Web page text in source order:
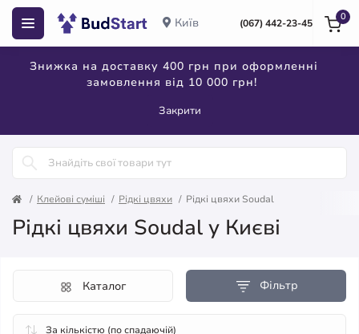
Київ (067) 442-23-45
Знижка на доставку 400 грн при оформленні
замовлення від 10 000 грн!
Закрити
0
Клейові суміші Рідкі цвяхи Рідкі цвяхи Soudal
Рідкі цвяхи Soudal у Києві
Фільтр
Каталог